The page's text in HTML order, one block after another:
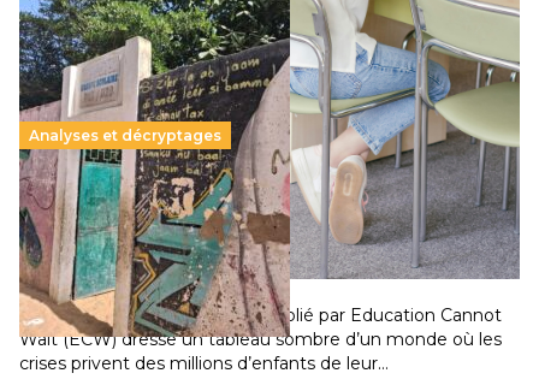
Analyses et décryptages
258 millions d’enfants victimes de la guerre, des
chocs climatiques et des déplacements de
population
11 juillet 2026-National
Un nouveau rapport mondial publié par Education Cannot
Wait (ECW) dresse un tableau sombre d’un monde où les
crises privent des millions d’enfants de leur…